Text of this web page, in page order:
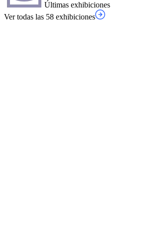
Últimas exhibiciones
Ver todas las 58 exhibiciones